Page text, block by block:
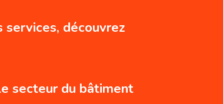
services, découvrez
secteur du bâtiment